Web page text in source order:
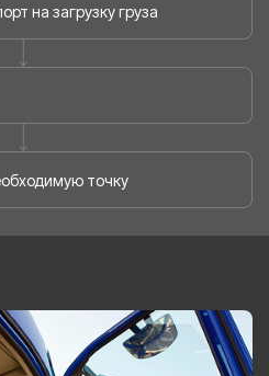
на загрузку груза
точку